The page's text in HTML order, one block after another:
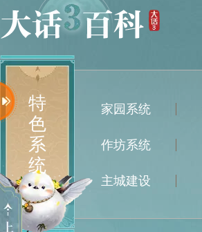
特
色
系
统
家园系统
作坊系统
主城建设